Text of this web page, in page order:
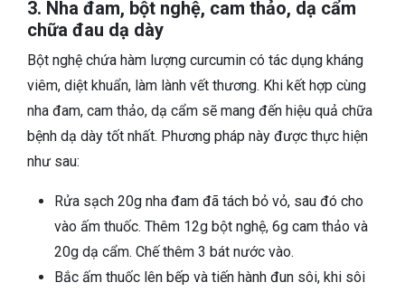
3. Nha đam, bột nghệ, cam thảo, dạ cẩm
chữa đau dạ dày
Bột nghệ chứa hàm lượng curcumin có tác dụng kháng
viêm, diệt khuẩn, làm lành vết thương. Khi kết hợp cùng
nha đam, cam thảo, dạ cẩm sẽ mang đến hiệu quả chữa
bệnh dạ dày tốt nhất. Phương pháp này được thực hiện
như sau:
Rửa sạch 20g nha đam đã tách bỏ vỏ, sau đó cho
vào ấm thuốc. Thêm 12g bột nghệ, 6g cam thảo và
20g dạ cẩm. Chế thêm 3 bát nước vào.
Bắc ấm thuốc lên bếp và tiến hành đun sôi, khi sôi